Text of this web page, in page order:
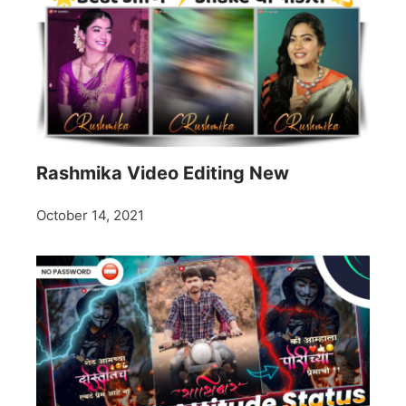
Rashmika Video Editing New
October 14, 2021